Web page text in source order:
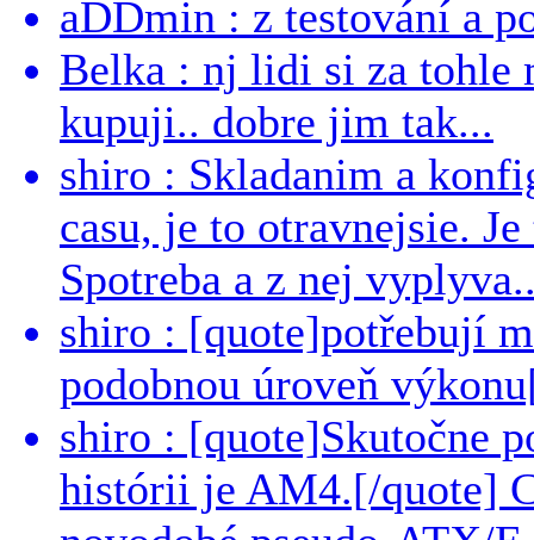
aDDmin : z testování a
Belka : nj lidi si za tohle
kupuji.. dobre jim tak...
shiro : Skladanim a
casu, je to otravnejsie.
Spotreba a z nej
shiro : [quote]potřebují
podobnou úroveň
shiro : [quote]Skutočne
histórii je AM4.[/quote]